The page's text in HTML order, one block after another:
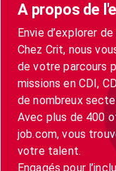
A propos de
Envie d’explorer
Chez Crit, nous
de votre parcours
missions en CDI,
de nombreux
Avec plus de 400
job.com, vous
votre talent.
Engagés pour